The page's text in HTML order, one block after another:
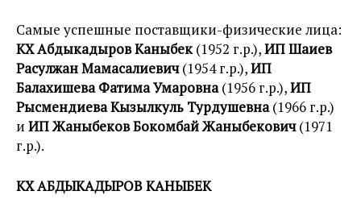
Самые успешные поставщики-физические лица:
КХ Абдыкадыров Каныбек(1952 г.р.),ИП Шаиев
Расулжан Мамасалиевич(1954 г.р.),ИП
Балахишева Фатима Умаровна(1956 г.р.),ИП
Рысмендиева Кызылкуль Турдушевна(1966 г.р.)
и ИП Жаныбеков Бокомбай Жаныбекович(1971
г.р.).
КХ АБДЫКАДЫРОВ КАНЫБЕК